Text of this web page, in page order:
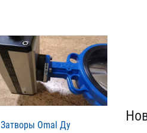
Затворы Omal Ду